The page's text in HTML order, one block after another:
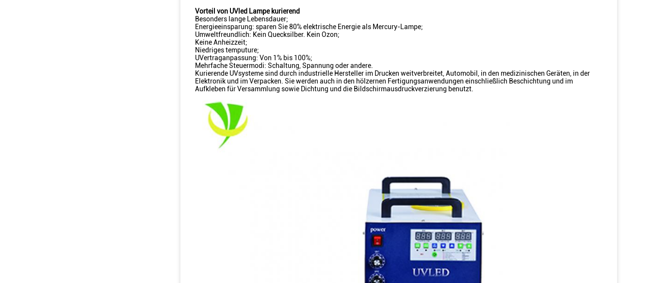
Vorteil von UVled Lampe kurierend
Besonders lange Lebensdauer;
Energieeinsparung: sparen Sie 80% elektrische Energie als Mercury-Lampe;
Umweltfreundlich: Kein Quecksilber. Kein Ozon;
Keine Anheizzeit;
Niedriges temputure;
UVertraganpassung: Von 1% bis 100%;
Mehrfache Steuermodi: Schaltung, Spannung oder andere.
Kurierende UVsysteme sind durch industrielle Hersteller im Drucken weitverbreitet, Automobil, in den medizinischen Geräten, in der
Elektronik und im Verpacken. Sie werden auch in den hölzernen Fertigungsanwendungen einschließlich Beschichtung und im
Aufkleben für Versammlung sowie Dichtung und die Bildschirmausdruckverzierung benutzt.